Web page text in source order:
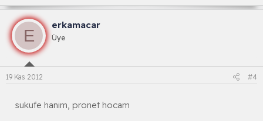
E
erkamacar
Üye
19 Kas 2012 #4
sukufe hanim, pronet hocam